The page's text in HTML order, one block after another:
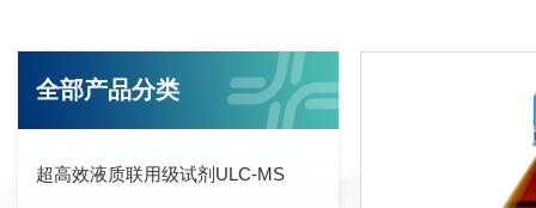
全部产品分类
超高效液质联用级试剂ULC-MS